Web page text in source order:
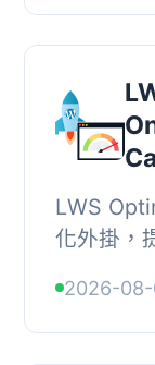
個參數、
LWS
化外掛，
功能，能
Web
2026-